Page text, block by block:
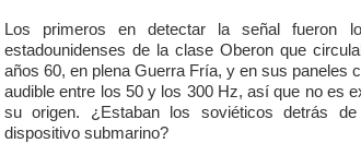
Los primeros en detectar la señal fueron
estadounidenses de la clase Oberon que
años 60, en plena Guerra Fría, y en sus paneles
audible entre los 50 y los 300 Hz, así que no es
su origen. ¿Estaban los soviéticos detrás
dispositivo submarino?